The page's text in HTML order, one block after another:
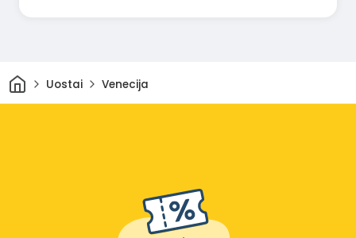
Pradžia
Uostai Venecija